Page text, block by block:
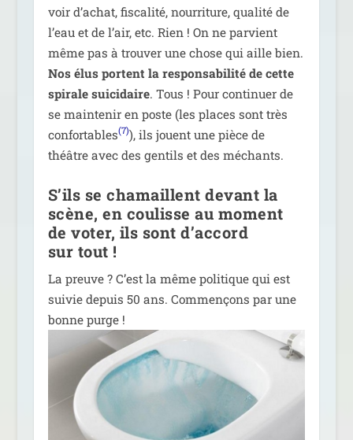
voir d’a­chat, fis­ca­li­té, nour­ri­ture, qua­li­té de
l’eau et de l’air, etc. Rien ! On ne par­vient
même pas à trou­ver une chose qui aille bien.
Nos élus portent la res­pon­sa­bi­li­té de cette
spi­rale sui­ci­daire. Tous ! Pour conti­nuer de
se main­te­nir en poste (les places sont très
confor­tables(7)), ils jouent une pièce de
théâtre avec des gen­tils et des méchants.
S’ils se chamaillent devant la
scène, en coulisse au moment
de voter, ils sont d’accord
sur tout !
La preuve ? C’est la même poli­tique qui est
sui­vie depuis 50 ans. Commençons par une
bonne purge !